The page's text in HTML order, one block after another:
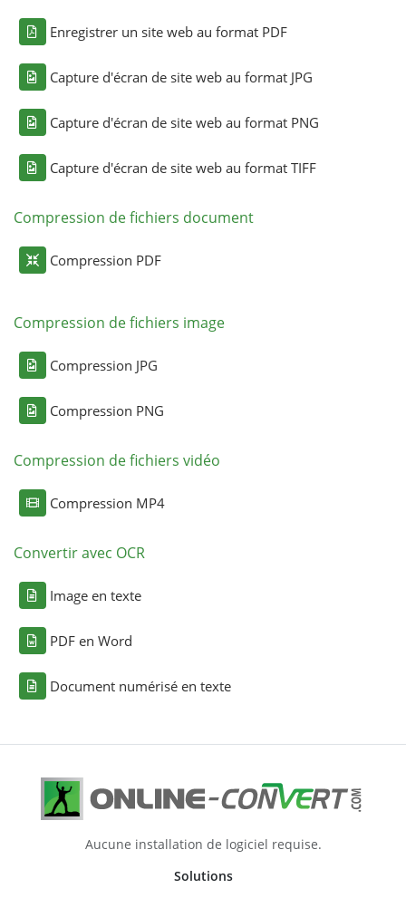
Enregistrer un site web au format PDF
Capture d'écran de site web au format JPG
Capture d'écran de site web au format PNG
Capture d'écran de site web au format TIFF
Compression de fichiers document
Compression PDF
Compression de fichiers image
Compression JPG
Compression PNG
Compression de fichiers vidéo
Compression MP4
Convertir avec OCR
Image en texte
PDF en Word
Document numérisé en texte
Aucune installation de logiciel requise.
Solutions